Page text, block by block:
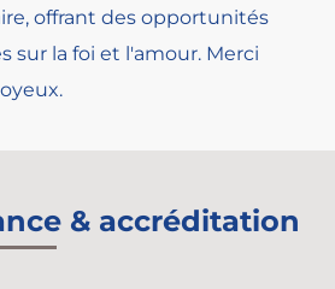
offrant des opportunités
sur la foi et l'amour. Merci
& accréditation